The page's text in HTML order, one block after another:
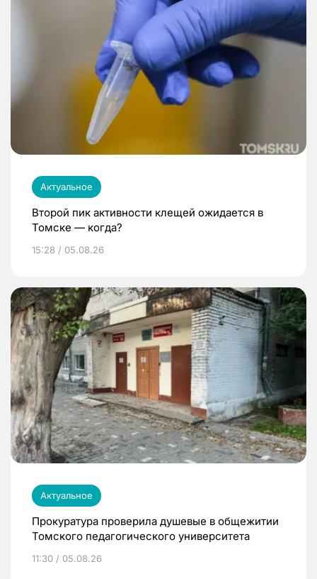
Актуальное
Второй пик активности клещей ожидается в
Томске — когда?
15:28 / 05.08.26
Актуальное
Прокуратура проверила душевые в общежитии
Томского педагогического университета
11:30 / 05.08.26